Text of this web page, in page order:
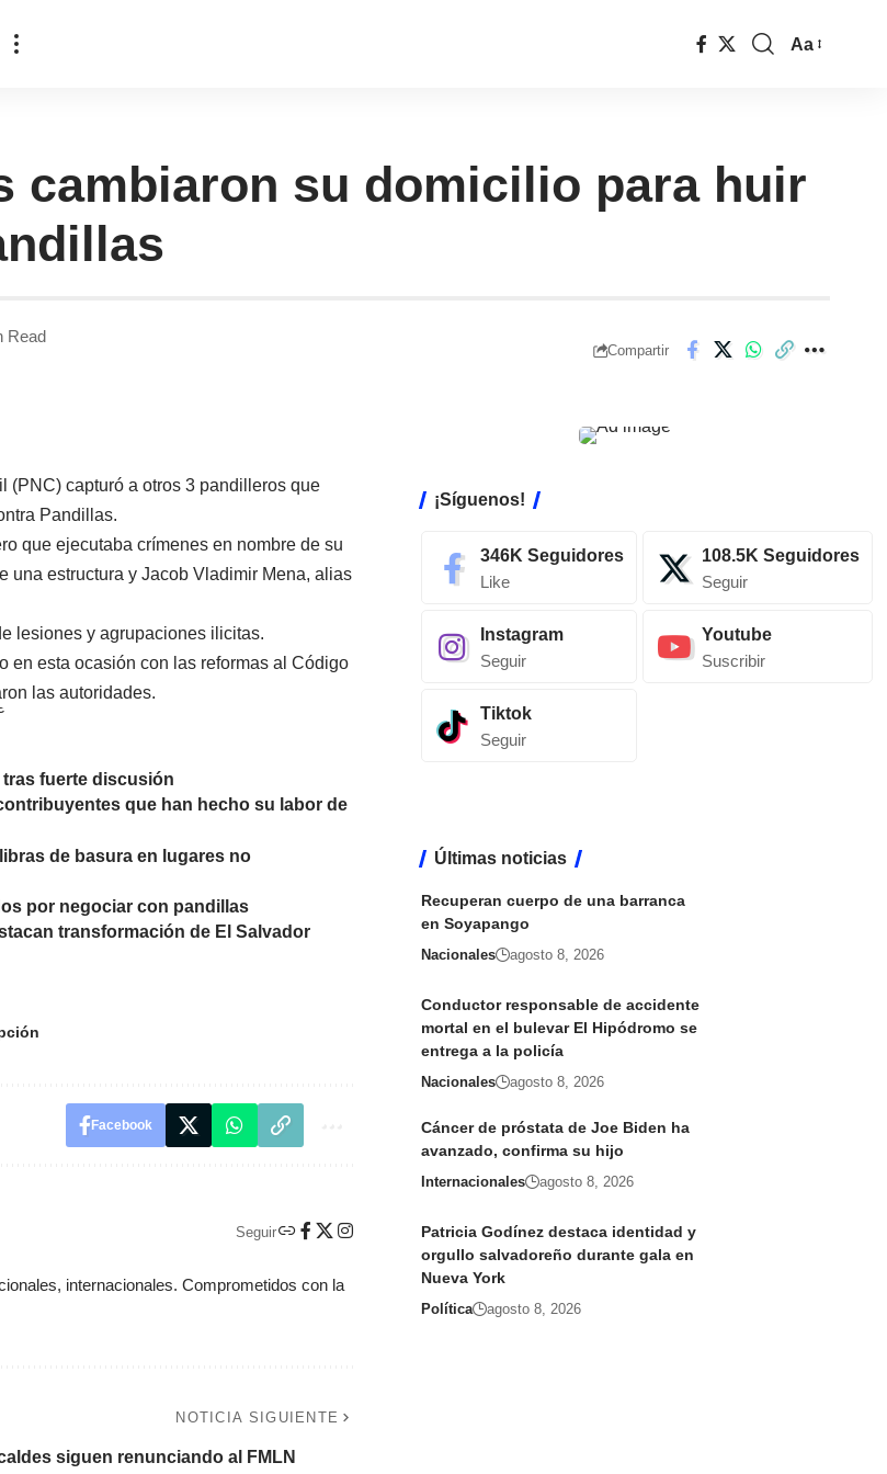
Aa
cambiaron su domicilio para huir
Read
Compartir
(PNC) capturó a otros 3 pandilleros que
Pandillas.
que ejecutaba crímenes en nombre de su
una estructura y Jacob Vladimir Mena, alias
lesiones y agrupaciones ilicitas.
en esta ocasión con las reformas al Código
las autoridades.
fuerte discusión
que han hecho su labor de
de basura en lugares no
por negociar con pandillas
transformación de El Salvador
Facebook
Seguir
internacionales. Comprometidos con la
NOTICIA SIGUIENTE
siguen renunciando al FMLN
¡Síguenos!
346K Seguidores
Like
108.5K Seguidores
Seguir
Instagram
Seguir
Youtube
Suscribir
Tiktok
Seguir
Últimas noticias
Recuperan cuerpo de una barranca
en Soyapango
Nacionales agosto 8, 2026
Conductor responsable de accidente
mortal en el bulevar El Hipódromo se
entrega a la policía
Nacionales agosto 8, 2026
Cáncer de próstata de Joe Biden ha
avanzado, confirma su hijo
Internacionales agosto 8, 2026
Patricia Godínez destaca identidad y
orgullo salvadoreño durante gala en
Nueva York
Política agosto 8, 2026